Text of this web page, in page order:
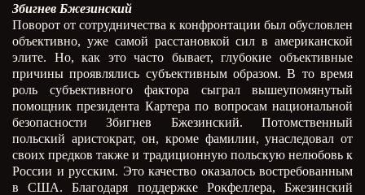
Збигнев Бжезинский
Поворот от сотрудничества к конфронтации был обусловлен
объективно, уже самой расстановкой сил в американской
элите. Но, как это часто бывает, глубокие объективные
причины проявлялись субъективным образом. В то время
роль субъективного фактора сыграл вышеупомянутый
помощник президента Картера по вопросам национальной
безопасности Збигнев Бжезинский. Потомственный
польский аристократ, он, кроме фамилии, унаследовал от
своих предков также и традиционную польскую нелюбовь к
России и русским. Это качество оказалось востребованным
в США. Благодаря поддержке Рокфеллера, Бжезинский